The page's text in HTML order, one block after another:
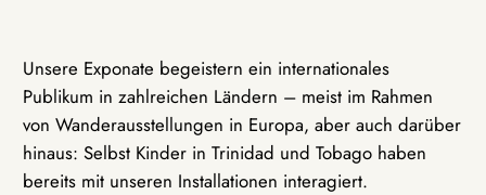
Unsere Exponate begeistern ein internationales
Publikum in zahlreichen Ländern – meist im Rahmen
von Wanderausstellungen in Europa, aber auch darüber
hinaus: Selbst Kinder in Trinidad und Tobago haben
bereits mit unseren Installationen interagiert.